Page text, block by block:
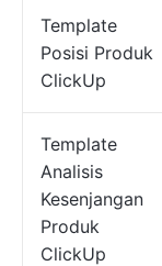
Template
Posisi Produk
ClickUp
Template
Analisis
Kesenjangan
Produk
ClickUp